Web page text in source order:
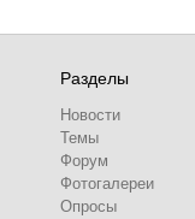
Разделы
Новости
Темы
Форум
Фотогалереи
Опросы